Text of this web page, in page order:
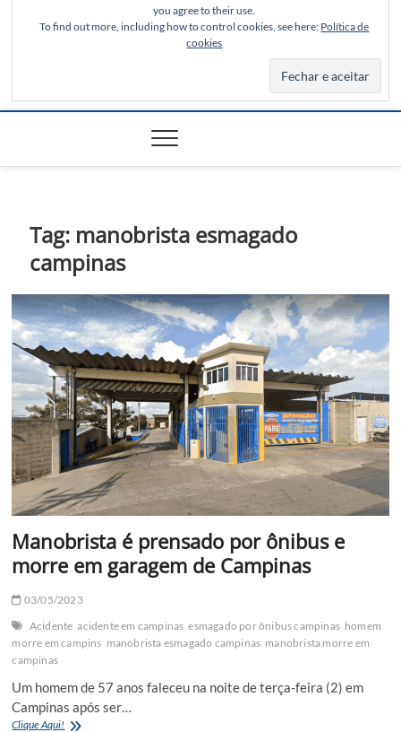
you agree to their use.
To find out more, including how to control cookies, see here: Política de
cookies
Tag: manobrista esmagado
campinas
Manobrista é prensado por ônibus e
morre em garagem de Campinas
03/05/2023
Acidente acidente em campinas esmagado por ônibus campinas homem
morre em campins manobrista esmagado campinas manobrista morre em
campinas
Um homem de 57 anos faleceu na noite de terça-feira (2) em
Campinas após ser…
Clique Aqui! Manobrista